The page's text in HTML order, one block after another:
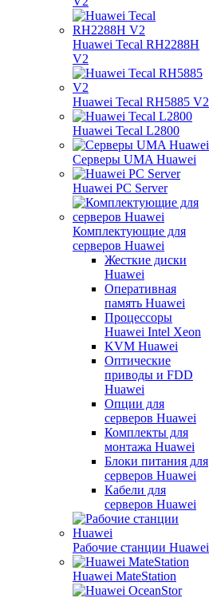
Huawei Tecal RH2288H
V2
Huawei Tecal RH5885 V2
Huawei Tecal L2800
Серверы UMA Huawei
Huawei PC Server
Комплектующие для
серверов Huawei
Жесткие диски
Huawei
Оперативная
память Huawei
Процессоры
Huawei Intel Xeon
KVM Huawei
Оптические
приводы и FDD
Huawei
Опции для
серверов Huawei
Комплекты для
монтажа Huawei
Блоки питания для
серверов Huawei
Кабели для
серверов Huawei
Рабочие станции Huawei
Huawei MateStation